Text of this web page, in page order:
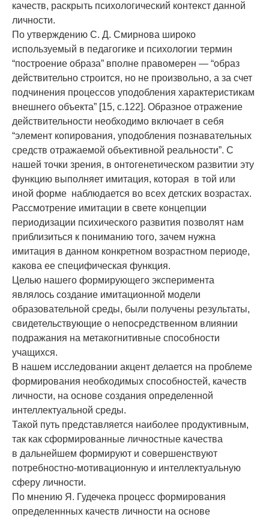
качеств, раскрыть психологический контекст данной
личности.
По утверждению С. Д. Смирнова широко
используемый в педагогике и психологии термин
“построение образа” вполне правомерен — “образ
действительно строится, но не произвольно, а за счет
подчинения процессов уподобления характеристикам
внешнего объекта” [15, с.122]. Образное отражение
действительности необходимо включает в себя
“элемент копирования, уподобления познавательных
средств отражаемой объективной реальности”. С
нашей точки зрения, в онтогенетическом развитии эту
функцию выполняет имитация, которая в той или
иной форме наблюдается во всех детских возрастах.
Рассмотрение имитации в свете концепции
периодизации психического развития позволят нам
приблизиться к пониманию того, зачем нужна
имитация в данном конкретном возрастном периоде,
какова ее специфическая функция.
Целью нашего формирующего эксперимента
являлось создание имитационной модели
образовательной среды, были получены результаты,
свидетельствующие о непосредственном влиянии
подражания на метакогнитивные способности
учащихся.
В нашем исследовании акцент делается на проблеме
формирования необходимых способностей, качеств
личности, на основе создания определенной
интеллектуальной среды.
Такой путь представляется наиболее продуктивным,
так как сформированные личностные качества
в дальнейшем формируют и совершенствуют
потребностно-мотивационную и интеллектуальную
сферу личности.
По мнению Я. Гудечека процесс формирования
определеннных качеств личности на основе